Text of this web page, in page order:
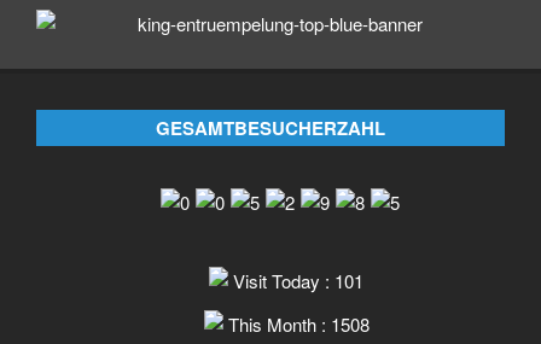
GESAMTBESUCHERZAHL
Visit Today : 101
This Month : 1508